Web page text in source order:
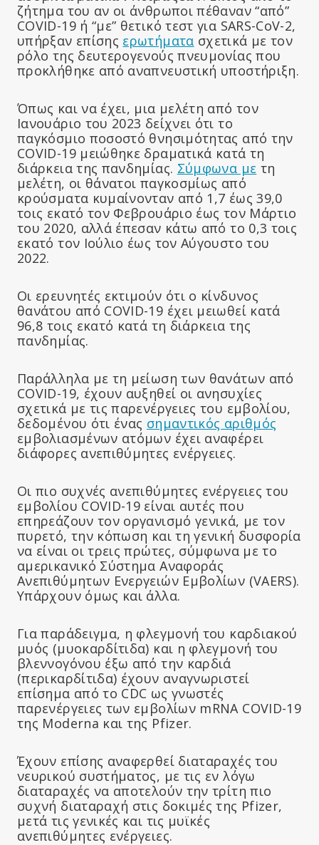
ζήτημα του αν οι άνθρωποι πέθαναν “από”
COVID-19 ή “με” θετικό τεστ για SARS-CoV-2,
υπήρξαν επίσης ερωτήματα σχετικά με τον
ρόλο της δευτερογενούς πνευμονίας που
προκλήθηκε από αναπνευστική υποστήριξη.
Όπως και να έχει, μια μελέτη από τον
Ιανουάριο του 2023 δείχνει ότι το
παγκόσμιο ποσοστό θνησιμότητας από την
COVID-19 μειώθηκε δραματικά κατά τη
διάρκεια της πανδημίας. Σύμφωνα με τη
μελέτη, οι θάνατοι παγκοσμίως από
κρούσματα κυμαίνονταν από 1,7 έως 39,0
τοις εκατό τον Φεβρουάριο έως τον Μάρτιο
του 2020, αλλά έπεσαν κάτω από το 0,3 τοις
εκατό τον Ιούλιο έως τον Αύγουστο του
2022.
Οι ερευνητές εκτιμούν ότι ο κίνδυνος
θανάτου από COVID-19 έχει μειωθεί κατά
96,8 τοις εκατό κατά τη διάρκεια της
πανδημίας.
Παράλληλα με τη μείωση των θανάτων από
COVID-19, έχουν αυξηθεί οι ανησυχίες
σχετικά με τις παρενέργειες του εμβολίου,
δεδομένου ότι ένας σημαντικός αριθμός
εμβολιασμένων ατόμων έχει αναφέρει
διάφορες ανεπιθύμητες ενέργειες.
Οι πιο συχνές ανεπιθύμητες ενέργειες του
εμβολίου COVID-19 είναι αυτές που
επηρεάζουν τον οργανισμό γενικά, με τον
πυρετό, την κόπωση και τη γενική δυσφορία
να είναι οι τρεις πρώτες, σύμφωνα με το
αμερικανικό Σύστημα Αναφοράς
Ανεπιθύμητων Ενεργειών Εμβολίων (VAERS).
Υπάρχουν όμως και άλλα.
Για παράδειγμα, η φλεγμονή του καρδιακού
μυός (μυοκαρδίτιδα) και η φλεγμονή του
βλεννογόνου έξω από την καρδιά
(περικαρδίτιδα) έχουν αναγνωριστεί
επίσημα από το CDC ως γνωστές
παρενέργειες των εμβολίων mRNA COVID-19
της Moderna και της Pfizer.
Έχουν επίσης αναφερθεί διαταραχές του
νευρικού συστήματος, με τις εν λόγω
διαταραχές να αποτελούν την τρίτη πιο
συχνή διαταραχή στις δοκιμές της Pfizer,
μετά τις γενικές και τις μυϊκές
ανεπιθύμητες ενέργειες.